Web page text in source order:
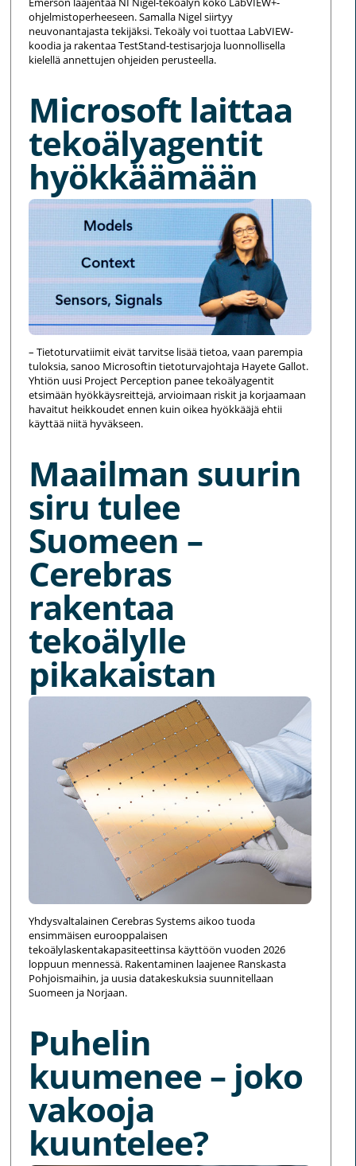
ohjelmistoperheeseen. Samalla Nigel siirtyy
neuvonantajasta tekijäksi. Tekoäly voi tuottaa LabVIEW-
koodia ja rakentaa TestStand-testisarjoja luonnollisella
kielellä annettujen ohjeiden perusteella.
Microsoft laittaa
tekoälyagentit
hyökkäämään
– Tietoturvatiimit eivät tarvitse lisää tietoa, vaan parempia
tuloksia, sanoo Microsoftin tietoturvajohtaja Hayete Gallot.
Yhtiön uusi Project Perception panee tekoälyagentit
etsimään hyökkäysreittejä, arvioimaan riskit ja korjaamaan
havaitut heikkoudet ennen kuin oikea hyökkääjä ehtii
käyttää niitä hyväkseen.
Maailman suurin
siru tulee
Suomeen –
Cerebras
rakentaa
tekoälylle
pikakaistan
Yhdysvaltalainen Cerebras Systems aikoo tuoda
ensimmäisen eurooppalaisen
tekoälylaskentakapasiteettinsa käyttöön vuoden 2026
loppuun mennessä. Rakentaminen laajenee Ranskasta
Pohjoismaihin, ja uusia datakeskuksia suunnitellaan
Suomeen ja Norjaan.
Puhelin
kuumenee – joko
vakooja
kuuntelee?